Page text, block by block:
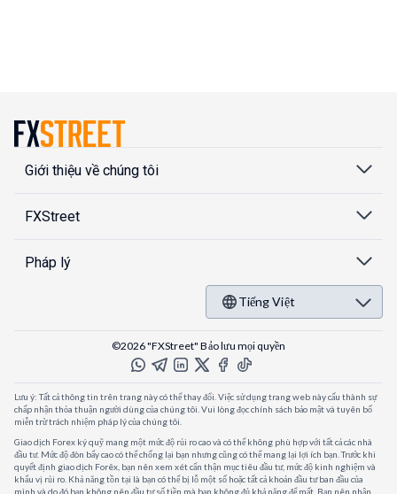
Giới thiệu về chúng tôi
FXStreet
Pháp lý
Tiếng Việt
©2026 "FXStreet" Bảo lưu mọi quyền
Lưu ý: Tất cả thông tin trên trang này có thể thay đổi. Việc sử dụng trang web này cấu thành sự
chấp nhận thỏa thuận người dùng của chúng tôi. Vui lòng đọc chính sách bảo mật và tuyên bố
miễn trừ trách nhiệm pháp lý của chúng tôi.
Giao dịch Forex ký quỹ mang một mức độ rủi ro cao và có thể không phù hợp với tất cả các nhà
đầu tư. Mức độ đòn bẩy cao có thể chống lại bạn nhưng cũng có thể mang lại lợi ích bạn. Trước khi
quyết định giao dịch Forêx, bạn nên xem xét cẩn thận mục tiêu đầu tư, mức độ kinh nghiệm và
khẩu vị rủi ro. Khả năng tồn tại là bạn có thể bị lỗ một số hoặc tất cả khoản đầu tư ban đầu của
mình và do đó bạn không nên đầu tư số tiền mà bạn không đủ khả năng để mất. Bạn nên nhận